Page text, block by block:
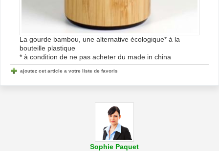
La gourde bambou, une alternative écologique* à la
bouteille plastique
* à condition de ne pas acheter du made in china
ajoutez cet article a votre liste de favoris
Sophie Paquet